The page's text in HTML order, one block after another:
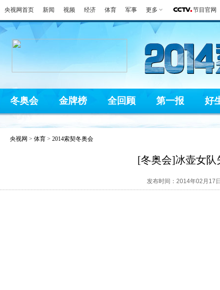
央视网首页 新闻 视频 经济 体育 军事 更多 节目官网
冬奥会 金牌榜 全回顾 第一报 好
央视网 > 体育 > 2014索契冬奥会
[冬奥会]冰壶女队
发布时间：2014年02月17